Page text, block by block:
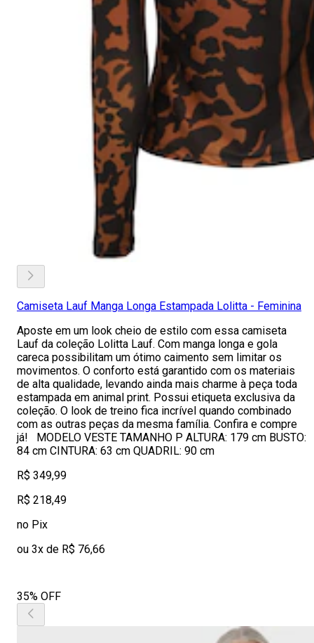
Camiseta Lauf Manga Longa Estampada Lolitta - Feminina
Aposte em um look cheio de estilo com essa camiseta
Lauf da coleção Lolitta Lauf. Com manga longa e gola
careca possibilitam um ótimo caimento sem limitar os
movimentos. O conforto está garantido com os materiais
de alta qualidade, levando ainda mais charme à peça toda
estampada em animal print. Possui etiqueta exclusiva da
coleção. O look de treino fica incrível quando combinado
com as outras peças da mesma família. Confira e compre
já! MODELO VESTE TAMANHO P ALTURA: 179 cm BUSTO:
84 cm CINTURA: 63 cm QUADRIL: 90 cm
R$ 349,99
R$ 218,49
no Pix
ou 3x de R$ 76,66
35% OFF